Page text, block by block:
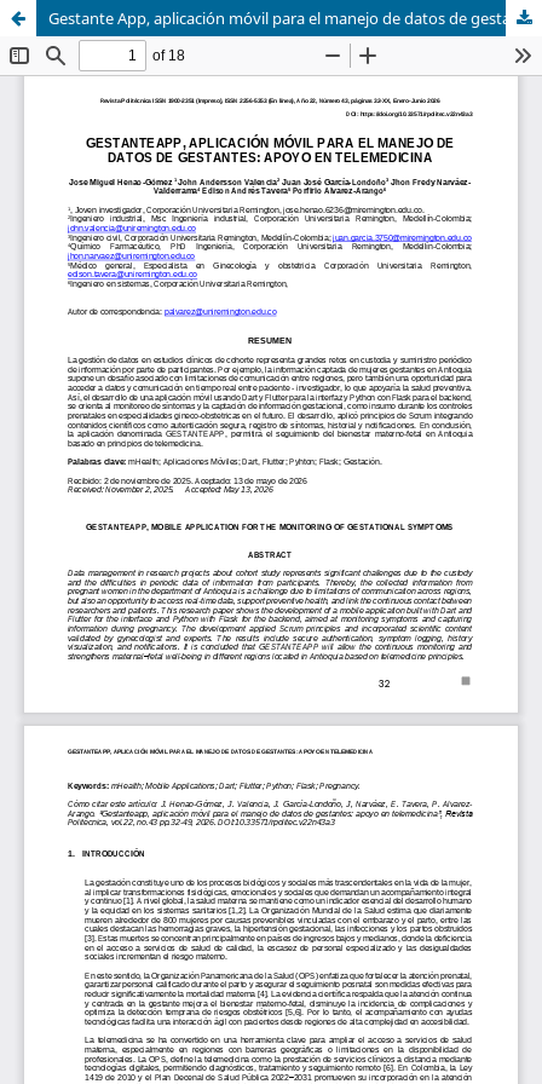
Gestante App, aplicación móvil para el manejo de datos de gestantes: apoyo en telemedicina